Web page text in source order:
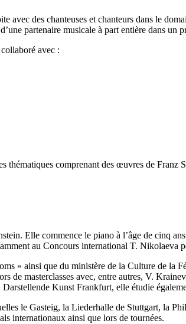
avec des chanteuses et chanteurs dans le
partenaire musicale à part entière dans un
avec :
thématiques comprenant des œuvres de
Elle commence le piano à l’âge de cinq
au Concours international T. Nikolaeva
» ainsi que du ministère de la Culture de la
de masterclasses avec, entre autres, V.
Kunst Frankfurt, elle étudie
le Gasteig, la Liederhalle de Stuttgart, la
internationaux ainsi que lors de tournées.